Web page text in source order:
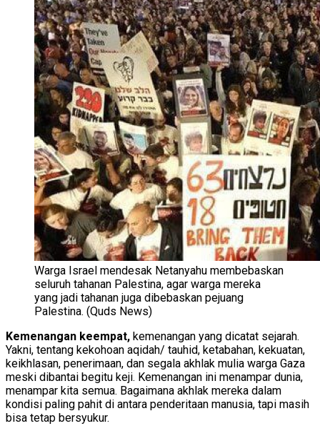
Warga Israel mendesak Netanyahu membebaskan
seluruh tahanan Palestina, agar warga mereka
yang jadi tahanan juga dibebaskan pejuang
Palestina. (Quds News)
Kemenangan keempat, kemenangan yang dicatat sejarah.
Yakni, tentang kekohoan aqidah/ tauhid, ketabahan, kekuatan,
keikhlasan, penerimaan, dan segala akhlak mulia warga Gaza
meski dibantai begitu keji. Kemenangan ini menampar dunia,
menampar kita semua. Bagaimana akhlak mereka dalam
kondisi paling pahit di antara penderitaan manusia, tapi masih
bisa tetap bersyukur.